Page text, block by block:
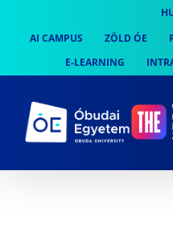
content
AI CAMPUS
ZÖLD ÓE
E-LEARNING